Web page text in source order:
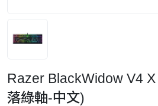
Razer BlackWidow V4
落綠軸-中文)